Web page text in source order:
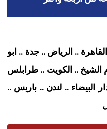
.. الرياض .. جدة .. ابو
.. الكويت .. طرابلس
البيضاء .. لندن .. باريس ..